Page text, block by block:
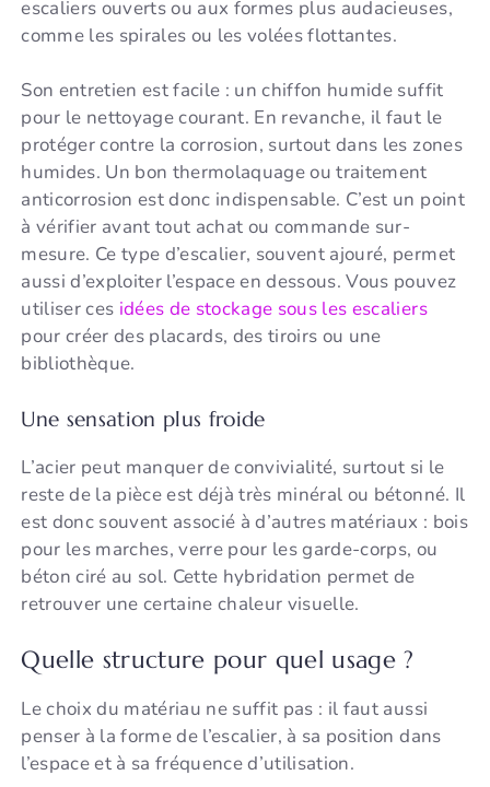
escaliers ouverts ou aux formes plus audacieuses,
comme les spirales ou les volées flottantes.
Son entretien est facile : un chiffon humide suffit
pour le nettoyage courant. En revanche, il faut le
protéger contre la corrosion, surtout dans les zones
humides. Un bon thermolaquage ou traitement
anticorrosion est donc indispensable. C’est un point
à vérifier avant tout achat ou commande sur-
mesure. Ce type d’escalier, souvent ajouré, permet
aussi d’exploiter l’espace en dessous. Vous pouvez
utiliser ces idées de stockage sous les escaliers
pour créer des placards, des tiroirs ou une
bibliothèque.
Une sensation plus froide
L’acier peut manquer de convivialité, surtout si le
reste de la pièce est déjà très minéral ou bétonné. Il
est donc souvent associé à d’autres matériaux : bois
pour les marches, verre pour les garde-corps, ou
béton ciré au sol. Cette hybridation permet de
retrouver une certaine chaleur visuelle.
Quelle structure pour quel usage ?
Le choix du matériau ne suffit pas : il faut aussi
penser à la forme de l’escalier, à sa position dans
l’espace et à sa fréquence d’utilisation.